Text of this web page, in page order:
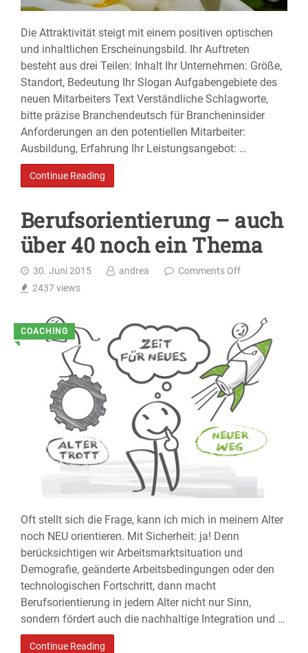
Die Attraktivität steigt mit einem positiven optischen
und inhaltlichen Erscheinungsbild. Ihr Auftreten
besteht aus drei Teilen: Inhalt Ihr Unternehmen: Größe,
Standort, Bedeutung Ihr Slogan Aufgabengebiete des
neuen Mitarbeiters Text Verständliche Schlagworte,
bitte präzise Branchendeutsch für Brancheninsider
Anforderungen an den potentiellen Mitarbeiter:
Ausbildung, Erfahrung Ihr Leistungsangebot: …
Continue Reading
Berufsorientierung – auch
über 40 noch ein Thema
30. Juni 2015 andrea
Comments Off
2437views
COACHING
◥
Oft stellt sich die Frage, kann ich mich in meinem Alter
noch NEU orientieren. Mit Sicherheit: ja! Denn
berücksichtigen wir Arbeitsmarktsituation und
Demografie, geänderte Arbeitsbedingungen oder den
technologischen Fortschritt, dann macht
Berufsorientierung in jedem Alter nicht nur Sinn,
sondern fördert auch die nachhaltige Integration und …
Continue Reading